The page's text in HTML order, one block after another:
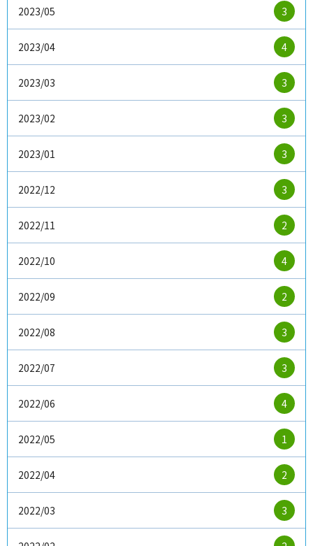
2023/05 3
2023/04 4
2023/03 3
2023/02 3
2023/01 3
2022/12 3
2022/11 2
2022/10 4
2022/09 2
2022/08 3
2022/07 3
2022/06 4
2022/05 1
2022/04 2
2022/03 3